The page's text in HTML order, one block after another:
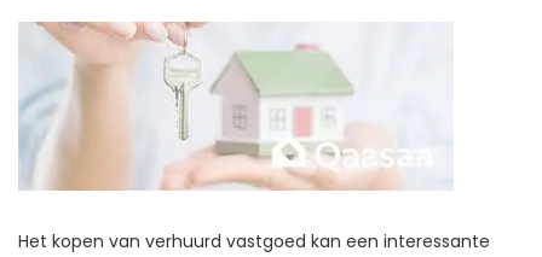
Het kopen van verhuurd vastgoed kan een interessante